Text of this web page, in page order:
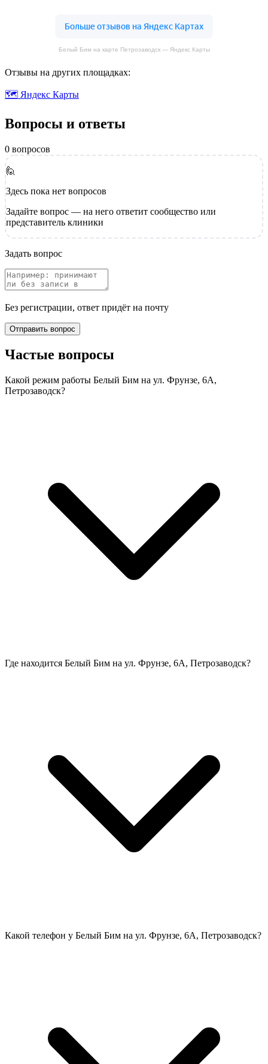
Белый Бим на карте Петрозаводск — Яндекс Карты
Отзывы на других площадках:
🗺 Яндекс Карты
Вопросы и ответы
0 вопросов
🙋
Здесь пока нет вопросов
Задайте вопрос — на него ответит сообщество или
представитель клиники
Задать вопрос
Без регистрации, ответ придёт на почту
Отправить вопрос
Частые вопросы
Какой режим работы Белый Бим на ул. Фрунзе, 6А,
Петрозаводск?
Где находится Белый Бим на ул. Фрунзе, 6А, Петрозаводск?
Какой телефон у Белый Бим на ул. Фрунзе, 6А, Петрозаводск?